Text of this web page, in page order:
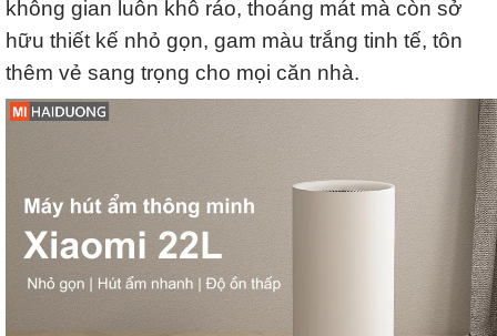
không gian luôn khô ráo, thoáng mát mà còn sở
hữu thiết kế nhỏ gọn, gam màu trắng tinh tế, tôn
thêm vẻ sang trọng cho mọi căn nhà.